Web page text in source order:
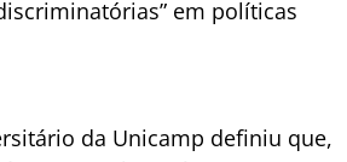
em políticas
da Unicamp definiu que,